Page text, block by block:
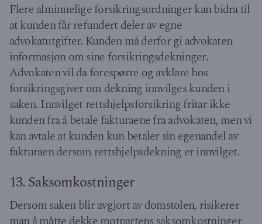
Flere alminnelige forsikringsordninger kan bidra til
at kunden får refundert deler av egne
advokatutgifter. Kunden må derfor gi advokaten
informasjon om sine forsikringsdekninger.
Advokaten vil da forespørre og avklare hos
forsikringsgiver om dekning innvilges kunden i
saken. Innvilget rettshjelpsforsikring fritar ikke
kunden fra å betale fakturaene fra advokaten, men vi
kan avtale at kunden kun betaler sin egenandel av
fakturaen dersom rettshjelpsdekning er innvilget.
13. Saksomkostninger
Dersom saken blir avgjort av domstolen, risikerer